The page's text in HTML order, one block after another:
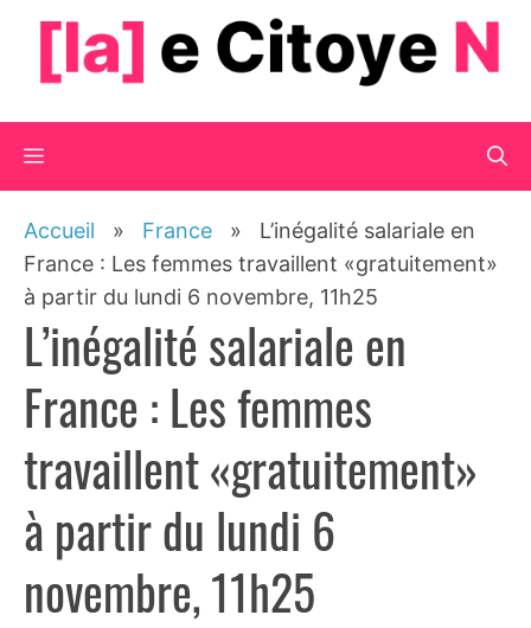
contenu
Menu
Accueil » France » L’inégalité salariale en
France : Les femmes travaillent «gratuitement»
à partir du lundi 6 novembre, 11h25
L’inégalité salariale en
France : Les femmes
travaillent «gratuitement»
à partir du lundi 6
novembre, 11h25